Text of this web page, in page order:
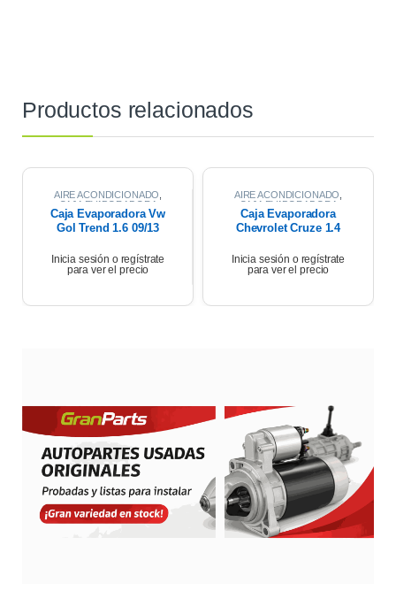
Productos relacionados
AIRE ACONDICIONADO
CAJA EVAPORADORA
Caja Evaporadora Vw
Gol Trend 1.6 09/13
Inicia sesión o regístrate
para ver el precio
AIRE ACONDICIONADO
CAJA EVAPORADORA
Caja Evaporadora
Chevrolet Cruze 1.4
Inicia sesión o regístrate
para ver el precio